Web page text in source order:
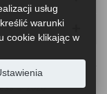
© 2026
usług
warunki
cookie klikając w